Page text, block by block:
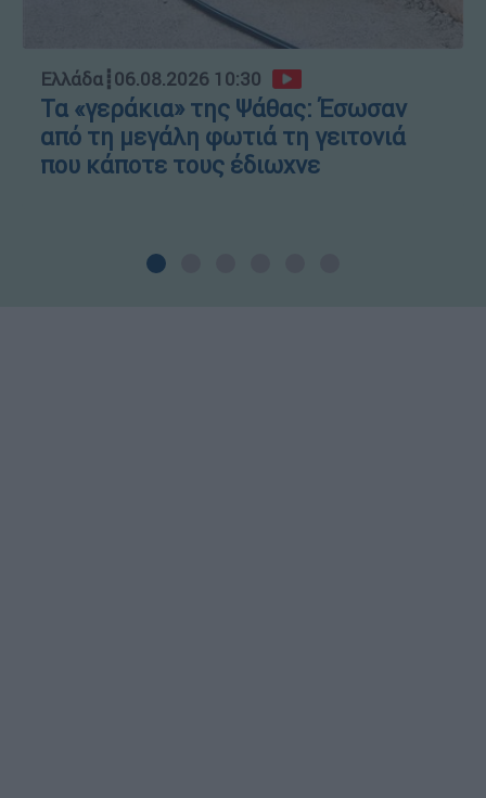
Ελλάδα┋06.08.2026 10:30
Τα «γεράκια» της Ψάθας: Έσωσαν
από τη μεγάλη φωτιά τη γειτονιά
που κάποτε τους έδιωχνε